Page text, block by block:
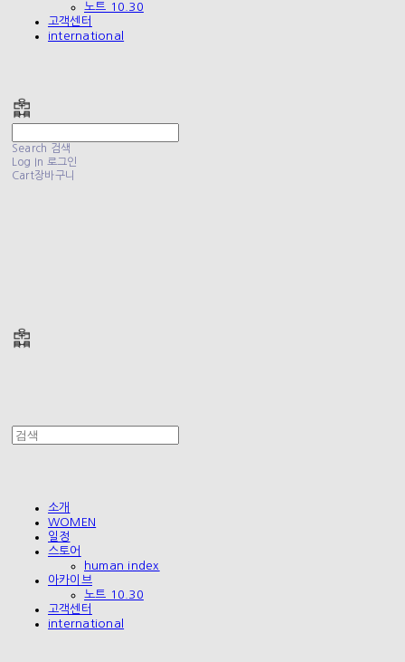
노트 10.30
고객센터
international
Search 검색
Log In 로그인
Cart장바구니
소개
WOMEN
일정
스토어
human index
아카이브
노트 10.30
고객센터
international